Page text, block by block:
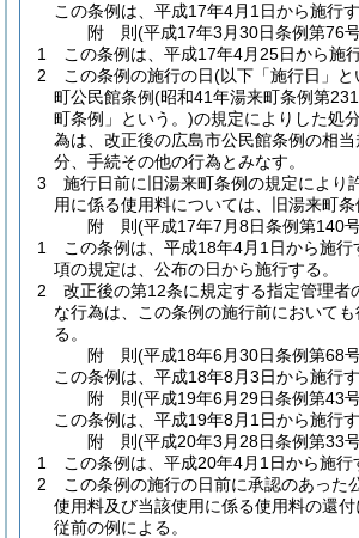
この条例は、平成17年4月1日から施行す
附 則(平成17年3月30日条例第76
1
この条例は、平成17年4月25日から施行
2
この条例の施行の日(以下「施行日」と
町公民館条例(昭和41年湯来町条例第
町条例」という。)の規定によりした処
為は、改正後の広島市公民館条例の相
分、手続その他の行為とみなす。
3
施行日前に旧湯来町条例の規定により
用に係る使用料については、旧湯来町条
附 則(平成17年7月8日条例第140
1
この条例は、平成18年4月1日から施行
項の規定は、公布の日から施行する。
2
改正後の第12条に規定する指定管理者
な行為は、この条例の施行前においても
る。
附 則(平成18年6月30日条例第68
この条例は、平成18年8月3日から施行す
附 則(平成19年6月29日条例第43
この条例は、平成19年8月1日から施行す
附 則(平成20年3月28日条例第33
1
この条例は、平成20年4月1日から施行
2
この条例の施行の日前に承認のあった
使用料及び当該使用に係る使用料の還
従前の例による。